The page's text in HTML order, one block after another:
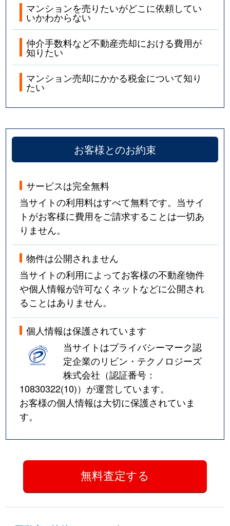
マンションを売りたいがどこに依頼してい
いかわからない
仲介手数料など不動産売却における費用が
知りたい
マンション売却にかかる税金について知り
たい
お客様とのお約束
サービスは完全無料
当サイトの利用料はすべて無料です。当サイ
トがお客様に費用をご請求することは一切あ
りません。
物件は公開されません
当サイトの利用によってお客様の不動産物件
や個人情報が許可なくネットなどに公開され
ることはありません。
個人情報は保護されています
当サイトはプライバシーマーク認
定企業のリビン・テクノロジーズ
株式会社（認証番号：
10830322(10)）が運営しています。
お客様の個人情報は大切に保護されていま
す。